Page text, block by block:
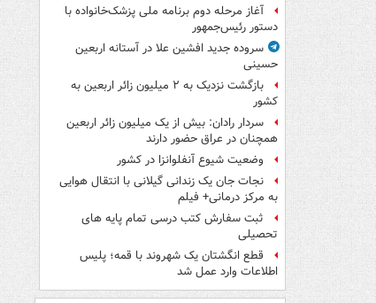
آغاز مرحله دوم برنامه ملی پزشک‌خانواده با
دستور رئیس‌جمهور
سروده جدید افشین علا در آستانه اربعین
حسینی
بازگشت نزدیک به ۲ میلیون زائر اربعین به
کشور
سردار رادان: بیش از یک میلیون زائر اربعین
همچنان در عراق حضور دارند
وضعیت شیوع آنفلوانزا در کشور
نجات جان یک زندانی گیلانی با انتقال هوایی
به مرکز درمانی+ فیلم
ثبت سفارش کتب درسی تمام پایه های
تحصیلی
قطع انگشتان یک شهروند با قمه؛ پلیس
اطلاعات وارد عمل شد